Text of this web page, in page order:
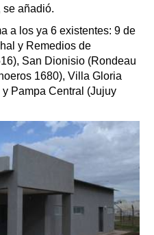
se añadió.
a los ya 6 existentes: 9 de
y Remedios de
San Dionisio (Rondeau
1680), Villa Gloria
Pampa Central (Jujuy